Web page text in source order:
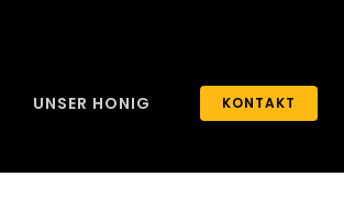
UNSER HONIG KONTAKT